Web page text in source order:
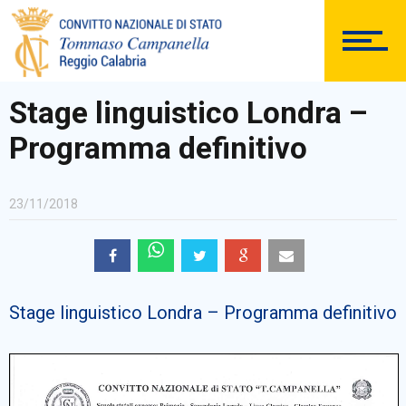
DOCUMENTAZIONE
Comunicazioni Esterne
Stage linguistico Londra –
Programma definitivo
23/11/2018
Stage linguistico Londra – Programma definitivo